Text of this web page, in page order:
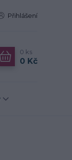
Přihlášení
0 ks
0 Kč